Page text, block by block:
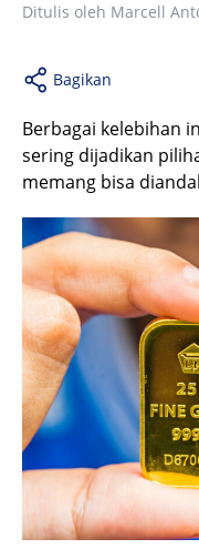
Ditulis oleh Marcell
Bagikan
Berbagai kelebihan
sering dijadikan
memang bisa